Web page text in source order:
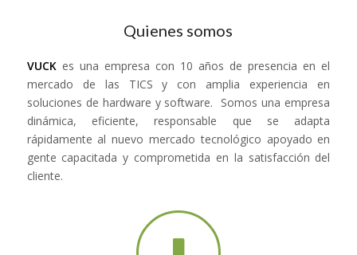
Quienes somos
VUCKes una empresa con 10 años de presencia en el
mercado de las TICS y con amplia experiencia en
soluciones de hardware y software. Somos una empresa
dinámica, eficiente, responsable que se adapta
rápidamente al nuevo mercado tecnológico apoyado en
gente capacitada y comprometida en la satisfacción del
cliente.